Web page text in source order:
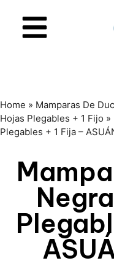
Home » Mamparas De
Hojas Plegables + 1 Fijo »
Plegables + 1 Fija –